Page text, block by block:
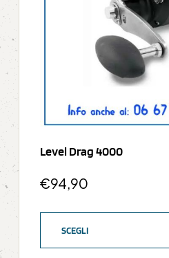
Level Drag 4000
€94,90
SCEGLI